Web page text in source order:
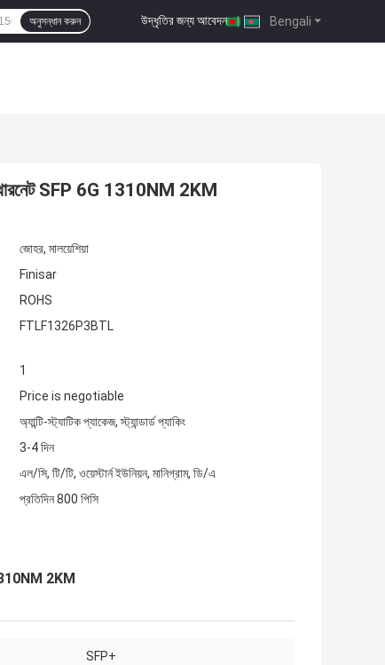
Bengali
উদ্ধৃতির জন্য আবেদন |
অনুসন্ধান করুন
SFP 6G 1310NM 2KM
জোহর, মালয়েশিয়া
Finisar
ROHS
FTLF1326P3BTL
1
Price is negotiable
অ্যান্টি-স্ট্যাটিক প্যাকেজ, স্ট্যান্ডার্ড প্যাকিং
3-4 দিন
এল/সি, টি/টি, ওয়েস্টার্ন ইউনিয়ন, মানিগ্রাম, ডি/এ
প্রতিদিন 800 পিসি
2KM
SFP+